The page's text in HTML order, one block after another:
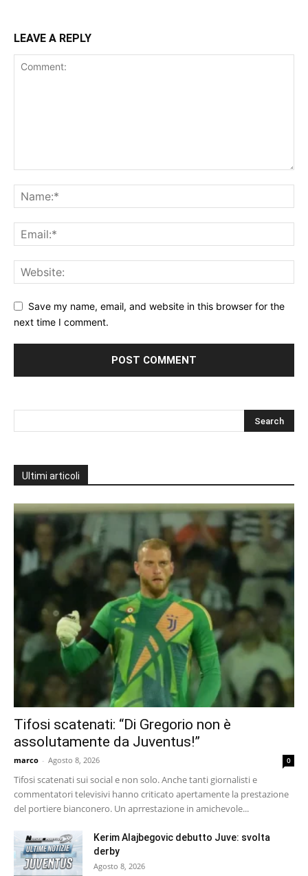
LEAVE A REPLY
Save my name, email, and website in this browser for the
next time I comment.
Ultimi articoli
Tifosi scatenati: “Di Gregorio non è
assolutamente da Juventus!”
marco - Agosto 8, 2026 0
Tifosi scatenati sui social e non solo. Anche tanti giornalisti e
commentatori televisivi hanno criticato apertamente la prestazione
del portiere bianconero. Un aprrestazione in amichevole...
Kerim Alajbegovic debutto Juve: svolta
derby
Agosto 8, 2026